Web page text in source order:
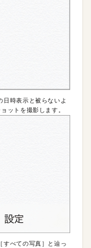
日時表示と被らないよ
ットを撮影します。
べての写真］と辿っ